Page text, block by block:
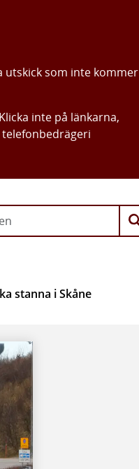
utskick som inte kommer
inte på länkarna,
stanna i Skåne